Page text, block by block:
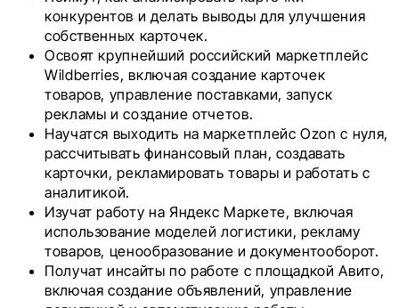
конкурентов и делать выводы для улучшения
собственных карточек.
Освоят крупнейший российский маркетплейс
Wildberries, включая создание карточек
товаров, управление поставками, запуск
рекламы и создание отчетов.
Научатся выходить на маркетплейс Ozon с нуля,
рассчитывать финансовый план, создавать
карточки, рекламировать товары и работать с
аналитикой.
Изучат работу на Яндекс Маркете, включая
использование моделей логистики, рекламу
товаров, ценообразование и документооборот.
Получат инсайты по работе с площадкой Авито,
включая создание объявлений, управление